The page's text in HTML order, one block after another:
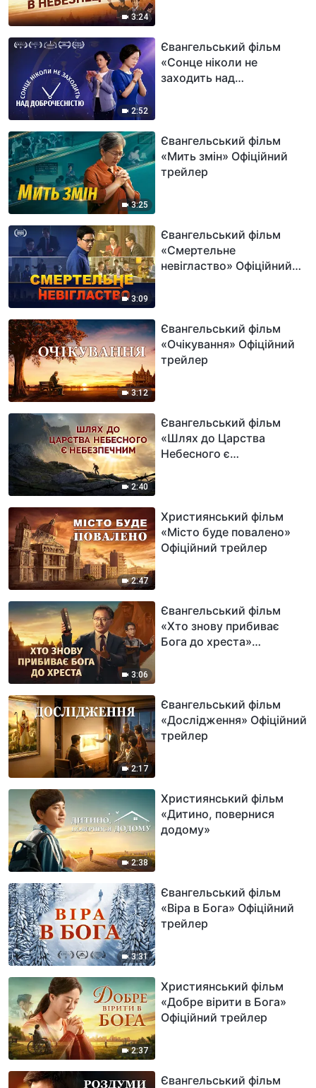
3:24
2:52
Євангельський фільм
«Сонце ніколи не
заходить над
3:25
Євангельський фільм
«Мить змін» Офіційний
трейлер
3:09
Євангельський фільм
«Смертельне
невігластво» Офіційний
3:12
Євангельський фільм
«Очікування» Офіційний
трейлер
2:40
Євангельський фільм
«Шлях до Царства
Небесного є
2:47
Християнський фільм
«Місто буде повалено»
Офіційний трейлер
3:06
Євангельський фільм
«Хто знову прибиває
Бога до хреста»
2:17
Євангельський фільм
«Дослідження» Офіційний
трейлер
2:38
Християнський фільм
«Дитино, повернися
додому»
3:31
Євангельський фільм
«Віра в Бога» Офіційний
трейлер
2:37
Християнський фільм
«Добре вірити в Бога»
Офіційний трейлер
Євангельський фільм